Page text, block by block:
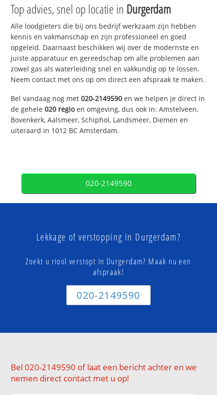
Top advies, snel op locatie in Durgerdam
Alle loodgieters die bij ons bedrijf werkzaam zijn hebben
kennis en vakmanschap en zijn professioneel en goed
opgeleid. Daarnaast beschikken wij over de modernste en
juiste apparatuur en gereedschap om alle problemen aan
zowel gas als waterleiding snel en vakkundig op te lossen.
Neem contact met ons op om direct een afspraak te maken.
Bel vandaag nog met020-2149590 en we helpen je direct in
de gehele020 regioen omgeving, dus ook in: Amstelveen,
Bovenkerk, Aalsmeer, Schiphol, Landsmeer, Diemen en
uiteraard in 1012 BC Amsterdam.
020-2149590
Lekkage of verstopping in Durgerdam?
Zoekt u riool verstopt in Durgerdam? Maak nu een
afspraak!
020-2149590
Bel 020-2149590 of laat een bericht achter en we
nemen direct contact met u op!